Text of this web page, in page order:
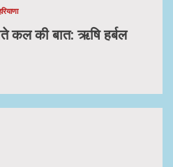
कल की बात: ऋषि हर्बल